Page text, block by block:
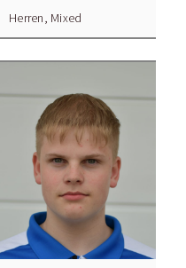
Herren, Mixed